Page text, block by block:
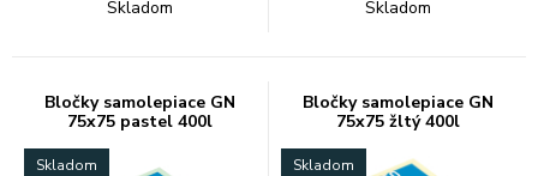
Skladom Skladom
Bločky samolepiace GN
75x75 pastel 400l
Skladom
Bločky samolepiace GN
75x75 žltý 400l
Skladom